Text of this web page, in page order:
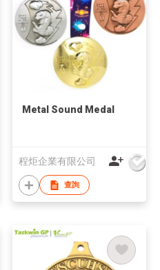
Metal Sound Medal
程炬企業有限公司
查詢